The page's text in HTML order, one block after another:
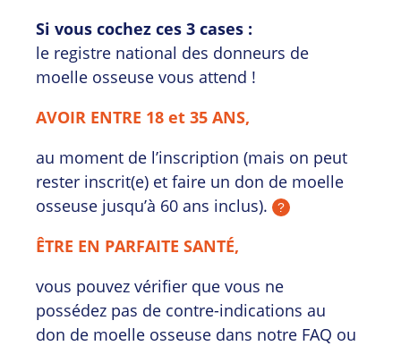
Si vous cochez ces 3 cases :
le registre national des donneurs de
moelle osseuse vous attend !
AVOIR ENTRE 18 et 35 ANS,
au moment de l’inscription (mais on peut
rester inscrit(e) et faire un don de moelle
osseuse jusqu’à 60 ans inclus).
?
ÊTRE EN PARFAITE SANTÉ,
vous pouvez vérifier que vous ne
possédez pas de contre-indications au
don de moelle osseuse dans notre FAQ ou